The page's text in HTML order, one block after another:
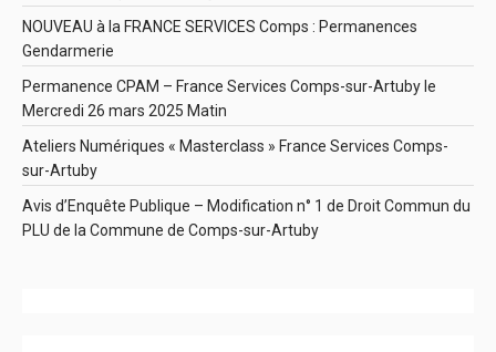
NOUVEAU à la FRANCE SERVICES Comps : Permanences
Gendarmerie
Permanence CPAM – France Services Comps-sur-Artuby le
Mercredi 26 mars 2025 Matin
Ateliers Numériques « Masterclass » France Services Comps-
sur-Artuby
Avis d’Enquête Publique – Modification n° 1 de Droit Commun du
PLU de la Commune de Comps-sur-Artuby